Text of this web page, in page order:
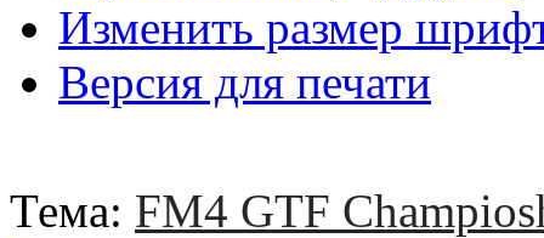
Изменить размер
Версия для печати
Тема: FM4 GTF